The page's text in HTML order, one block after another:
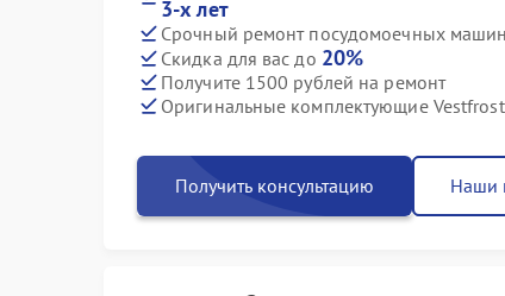
3-х лет
Срочный ремонт посудомоечных
Скидка для вас до 20%
Получите 1500 рублей на ремонт
Оригинальные комплектующие Vestfrost
Получить консультацию Наши